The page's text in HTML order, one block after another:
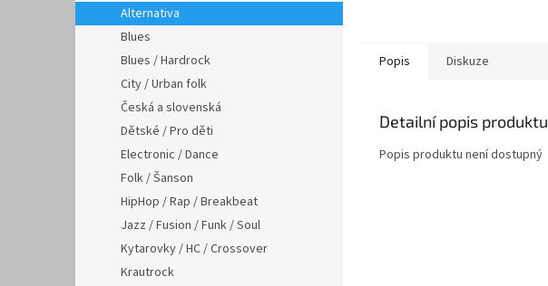
Alternativa
Blues
Blues / Hardrock
City / Urban folk
Česká a slovenská
Dětské / Pro děti
Electronic / Dance
Folk / Šanson
HipHop / Rap / Breakbeat
Jazz / Fusion / Funk / Soul
Kytarovky / HC / Crossover
Krautrock
Popis Diskuze
Detailní popis produktu
Popis produktu není dostupný